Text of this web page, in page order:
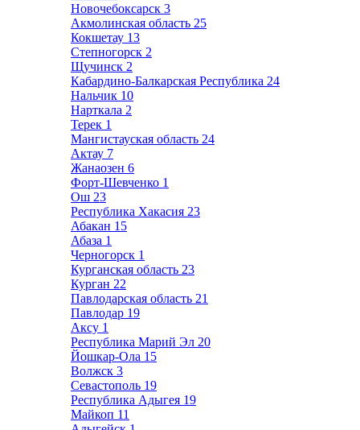
Новочебоксарск 3
Акмолинская область 25
Кокшетау 13
Степногорск 2
Щучинск 2
Кабардино-Балкарская Республика 24
Нальчик 10
Нарткала 2
Терек 1
Мангистауская область 24
Актау 7
Жанаозен 6
Форт-Шевченко 1
Ош 23
Республика Хакасия 23
Абакан 15
Абаза 1
Черногорск 1
Курганская область 23
Курган 22
Павлодарская область 21
Павлодар 19
Аксу 1
Республика Марий Эл 20
Йошкар-Ола 15
Волжск 3
Севастополь 19
Республика Адыгея 19
Майкоп 11